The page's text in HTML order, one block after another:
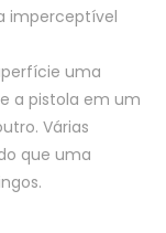
imperceptível
uma
a pistola em um
Várias
que uma